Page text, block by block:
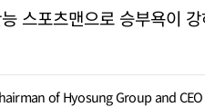
스포츠맨으로 승부욕이
of Hyosung Group and